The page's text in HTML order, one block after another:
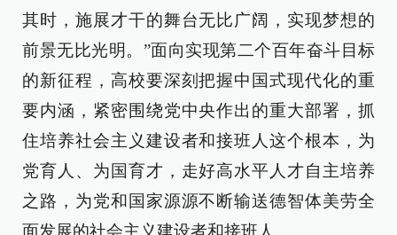
其时，施展才干的舞台无比广阔，实现梦想的
前景无比光明。”面向实现第二个百年奋斗目标
的新征程，高校要深刻把握中国式现代化的重
要内涵，紧密围绕党中央作出的重大部署，抓
住培养社会主义建设者和接班人这个根本，为
党育人、为国育才，走好高水平人才自主培养
之路，为党和国家源源不断输送德智体美劳全
面发展的社会主义建设者和接班人。